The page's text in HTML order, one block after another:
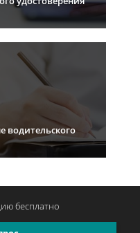
водительского
бесплатно